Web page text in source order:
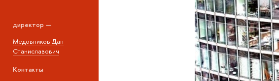
директор —
Медовников Дан
Станиславович
Контакты